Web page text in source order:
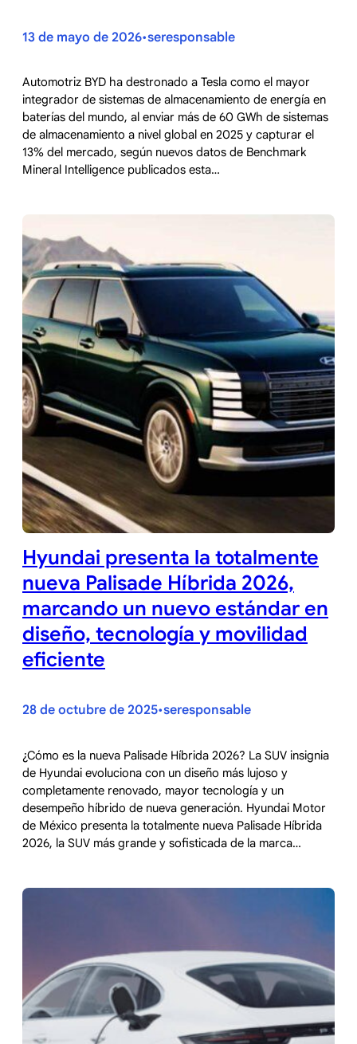
13 de mayo de 2026•seresponsable
Automotriz BYD ha destronado a Tesla como el mayor
integrador de sistemas de almacenamiento de energía en
baterías del mundo, al enviar más de 60 GWh de sistemas
de almacenamiento a nivel global en 2025 y capturar el
13% del mercado, según nuevos datos de Benchmark
Mineral Intelligence publicados esta…
Hyundai presenta la totalmente
nueva Palisade Híbrida 2026,
marcando un nuevo estándar en
diseño, tecnología y movilidad
eficiente
28 de octubre de 2025•seresponsable
¿Cómo es la nueva Palisade Híbrida 2026? La SUV insignia
de Hyundai evoluciona con un diseño más lujoso y
completamente renovado, mayor tecnología y un
desempeño híbrido de nueva generación. Hyundai Motor
de México presenta la totalmente nueva Palisade Híbrida
2026, la SUV más grande y sofisticada de la marca…